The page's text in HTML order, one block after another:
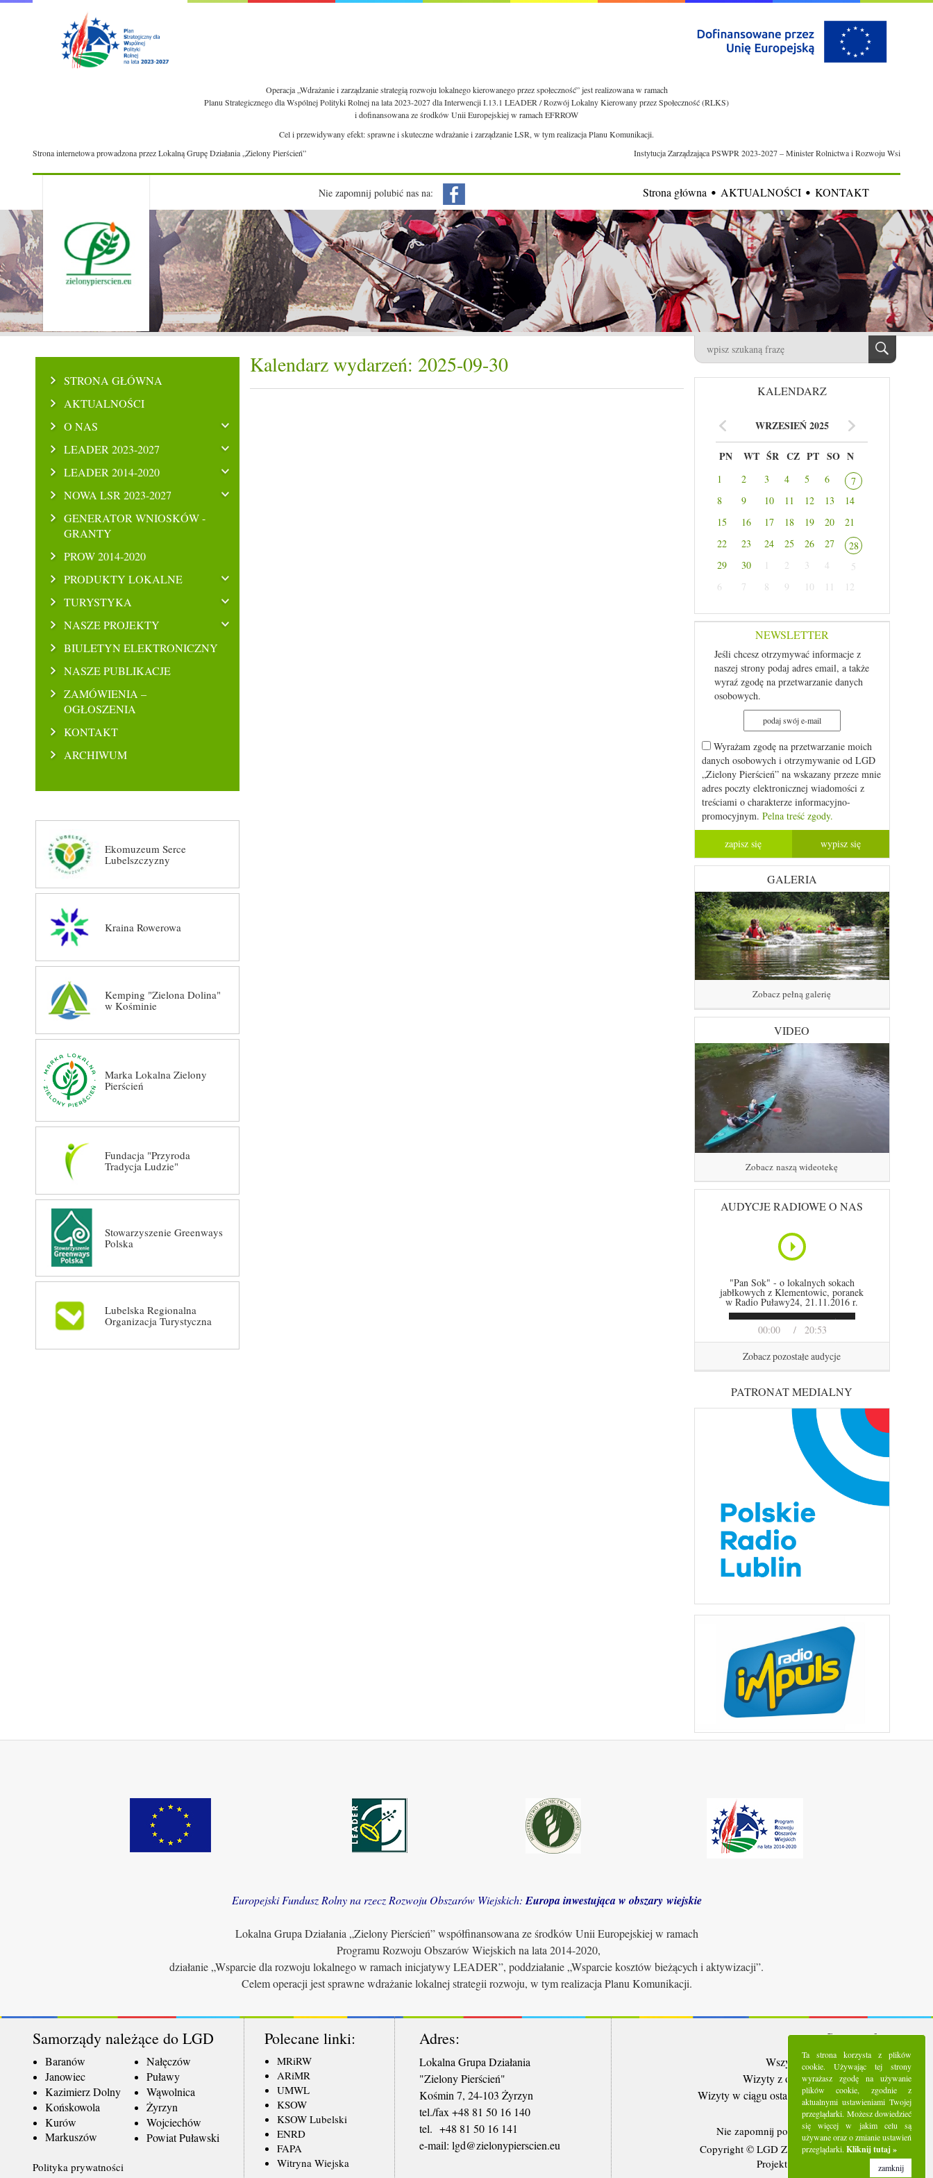
Operacja „Wdrażanie i zarządzanie strategią rozwoju lokalnego kierowanego przez społeczność” jest realizowana w ramach
Planu Strategicznego dla Wspólnej Polityki Rolnej na lata 2023-2027 dla Interwencji I.13.1 LEADER / Rozwój Lokalny Kierowany przez Społeczność (RLKS)
i dofinansowana ze środków Unii Europejskiej w ramach EFRROW
Cel i przewidywany efekt: sprawne i skuteczne wdrażanie i zarządzanie LSR, w tym realizacja Planu Komunikacji.
Strona internetowa prowadzona przez Lokalną Grupę Działania „Zielony Pierścień”
Instytucja Zarządzająca PSWPR 2023-2027 – Minister Rolnictwa i Rozwoju Wsi
Nie zapomnij polubić nas na: Strona główna AKTUALNOŚCI KONTAKT
STRONA GŁÓWNA
AKTUALNOŚCI
O NAS
LEADER 2023-2027
LEADER 2014-2020
NOWA LSR 2023-2027
GENERATOR WNIOSKÓW -
GRANTY
PROW 2014-2020
PRODUKTY LOKALNE
TURYSTYKA
NASZE PROJEKTY
BIULETYN ELEKTRONICZNY
NASZE PUBLIKACJE
ZAMÓWIENIA –
OGŁOSZENIA
KONTAKT
ARCHIWUM
Ekomuzeum Serce
Lubelszczyzny
Kraina Rowerowa
Kemping "Zielona Dolina"
w Kośminie
Marka Lokalna Zielony
Pierścień
Fundacja "Przyroda
Tradycja Ludzie"
Stowarzyszenie Greenways
Polska
Lubelska Regionalna
Organizacja Turystyczna
Kalendarz wydarzeń: 2025-09-30
KALENDARZ
WRZESIEŃ 2025
PN WT ŚR CZ PT SO N
1 2 3 4 5 6
7
8
9 10 11 12 13
14
15
16 17 18 19 20
21
22
23 24 25 26 27
28
29
30 1 2 3 4
5
6
7 8 9 10 11 12
NEWSLETTER
Jeśli chcesz otrzymywać informacje z
naszej strony podaj adres email, a także
wyraź zgodę na przetwarzanie danych
osobowych.
Wyrażam zgodę na przetwarzanie moich
danych osobowych i otrzymywanie od LGD
„Zielony Pierścień” na wskazany przeze mnie
adres poczty elektronicznej wiadomości z
treściami o charakterze informacyjno-
promocyjnym. Pelna treść zgody.
GALERIA
Zobacz pełną galerię
VIDEO
Zobacz naszą wideotekę
AUDYCJE RADIOWE O NAS
00:00 20:53
"Pan Sok" - o lokalnych sokach
jabłkowych z Klementowic, poranek
w Radio Puławy24, 21.11.2016 r.
Zobacz pozostałe audycje
PATRONAT MEDIALNY
Europejski Fundusz Rolny na rzecz Rozwoju Obszarów Wiejskich: Europa inwestująca w obszary wiejskie
Lokalna Grupa Działania „Zielony Pierścień” współfinansowana ze środków Unii Europejskiej w ramach
Programu Rozwoju Obszarów Wiejskich na lata 2014-2020,
działanie „Wsparcie dla rozwoju lokalnego w ramach inicjatywy LEADER”, poddziałanie „Wsparcie kosztów bieżących i aktywizacji”.
Celem operacji jest sprawne wdrażanie lokalnej strategii rozwoju, w tym realizacja Planu Komunikacji.
Samorządy należące do LGD
Baranów
Janowiec
Kazimierz Dolny
Końskowola
Kurów
Markuszów
Nałęczów
Puławy
Wąwolnica
Żyrzyn
Wojciechów
Powiat Puławski
Polecane linki:
MRiRW
ARiMR
UMWL
KSOW
KSOW Lubelski
ENRD
FAPA
Witryna Wiejska
Adres:
Lokalna Grupa Działania
"Zielony Pierścień"
Kośmin 7, 24-103 Żyrzyn
tel./fax +48 81 50 16 140
tel. +48 81 50 16 141
​e-mail: lgd@zielonypierscien.eu
Statystyki:
Wszystkie wizyty: 5284769
Wizyty z ostatnich 30 dni: 90996
Wizyty w ciągu ostatniego tygodnia:
25163
Użytkownicy online: 7
Nie zapomnij polubić nas na Facebooku
Copyright © LGD Zielony Pierścień - 2016.
Projekt i wykonanie - Freeline.
Polityka prywatności
Ta strona korzysta z plików
cookie. Używając tej strony
wyrażasz zgodę na używanie
plików cookie, zgodnie z
aktualnymi ustawieniami Twojej
przeglądarki. Możesz dowiedzieć
się więcej w jakim celu są
używane oraz o zmianie ustawień
przeglądarki. Kliknij tutaj »
zamknij